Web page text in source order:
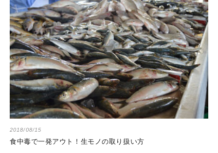
2018/08/15
食中毒で一発アウト！生モノの取り扱い方